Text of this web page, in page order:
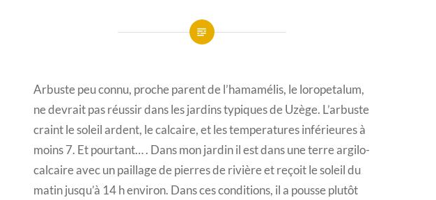
Arbuste peu connu, proche parent de l’hamamélis, le loropetalum,
ne devrait pas réussir dans les jardins typiques de Uzège. L’arbuste
craint le soleil ardent, le calcaire, et les temperatures inférieures à
moins 7. Et pourtant… . Dans mon jardin il est dans une terre argilo-
calcaire avec un paillage de pierres de rivière et reçoit le soleil du
matin jusqu’à 14 h environ. Dans ces conditions, il a pousse plutôt